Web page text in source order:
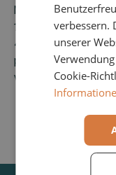
Managed Services
100 Mitarbeitern
400 Kunden. Mit
profitieren die
von einem
verbessern.
unserer
Cookie-